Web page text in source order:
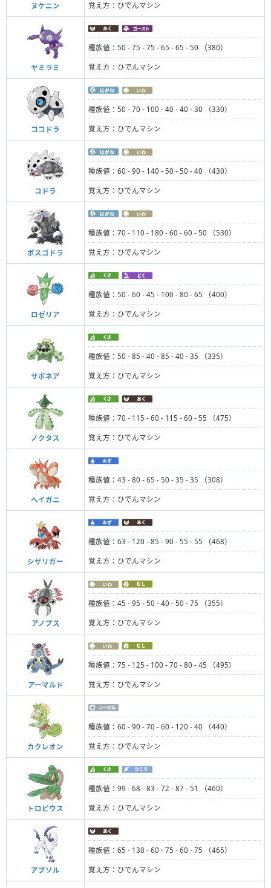
ヌケニン 覚え方：ひでんマシン
ヤミラミ
種族値：50 - 75 - 75 - 65 - 65 - 50 （380）
覚え方：ひでんマシン
ココドラ
種族値：50 - 70 - 100 - 40 - 40 - 30 （330）
覚え方：ひでんマシン
コドラ
種族値：60 - 90 - 140 - 50 - 50 - 40 （430）
覚え方：ひでんマシン
ボスゴドラ
種族値：70 - 110 - 180 - 60 - 60 - 50 （530）
覚え方：ひでんマシン
ロゼリア
種族値：50 - 60 - 45 - 100 - 80 - 65 （400）
覚え方：ひでんマシン
サボネア
種族値：50 - 85 - 40 - 85 - 40 - 35 （335）
覚え方：ひでんマシン
ノクタス
種族値：70 - 115 - 60 - 115 - 60 - 55 （475）
覚え方：ひでんマシン
ヘイガニ
種族値：43 - 80 - 65 - 50 - 35 - 35 （308）
覚え方：ひでんマシン
シザリガー
種族値：63 - 120 - 85 - 90 - 55 - 55 （468）
覚え方：ひでんマシン
アノプス
種族値：45 - 95 - 50 - 40 - 50 - 75 （355）
覚え方：ひでんマシン
アーマルド
種族値：75 - 125 - 100 - 70 - 80 - 45 （495）
覚え方：ひでんマシン
カクレオン
種族値：60 - 90 - 70 - 60 - 120 - 40 （440）
覚え方：ひでんマシン
トロピウス
種族値：99 - 68 - 83 - 72 - 87 - 51 （460）
覚え方：ひでんマシン
アブソル
種族値：65 - 130 - 60 - 75 - 60 - 75 （465）
覚え方：ひでんマシン